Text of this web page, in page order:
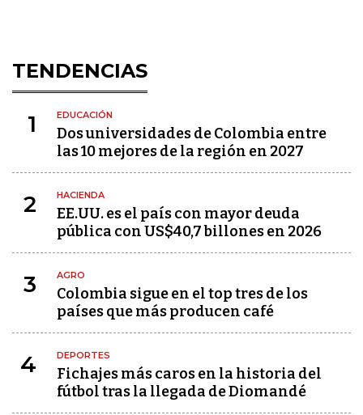
TENDENCIAS
1 EDUCACIÓN
Dos universidades de Colombia entre
las 10 mejores de la región en 2027
2 HACIENDA
EE.UU. es el país con mayor deuda
pública con US$40,7 billones en 2026
3 AGRO
Colombia sigue en el top tres de los
países que más producen café
4 DEPORTES
Fichajes más caros en la historia del
fútbol tras la llegada de Diomandé